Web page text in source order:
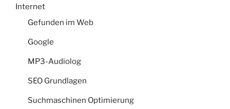
Internet
Gefunden im Web
Google
MP3-Audiolog
SEO Grundlagen
Suchmaschinen Optimierung